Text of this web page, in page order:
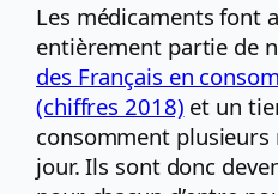
Les médicaments font
entièrement partie de
des Français en
(chiffres 2018) et un
consomment
jour. Ils sont donc